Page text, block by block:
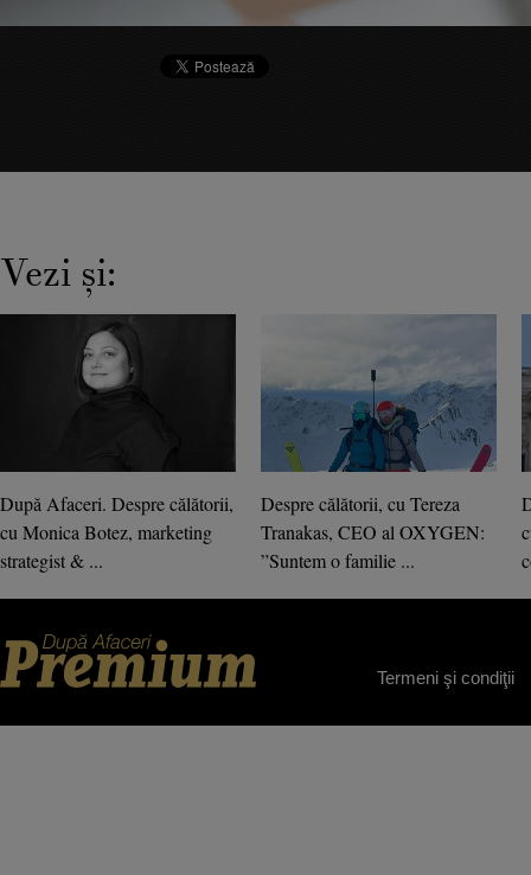
Vezi şi:
După Afaceri. Despre călătorii,
cu Monica Botez, marketing
strategist & ...
Despre călătorii, cu Tereza
Tranakas, CEO al OXYGEN:
”Suntem o familie ...
Termeni şi condiţii